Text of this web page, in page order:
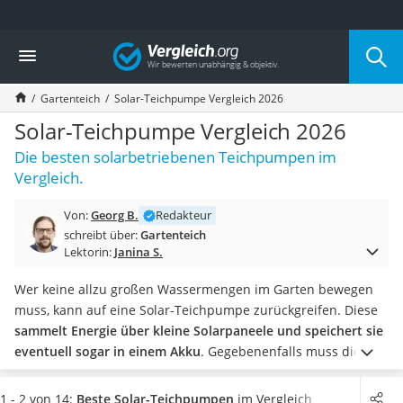
Die beliebtesten Vergleiche nach Kategorie
Baumarkt
Tresor feuerfest
Makita-Akku-Rasenmäher
Kappsäge
Smartes Türschloss
Akku-Rasentrimmer
Feuchtigkeitsmessgerät
Split-Klimaanlage 2 Innengeräte
Pelletofen
Bohrmaschine
Fliesenschneider
Hochdruckreiniger
Doppelschleifer
Überwachungskamera
Benzinrasenmäher mit Elektrostart
Akku-Laubsauger
Vergleich
Gartenteich Solar-Teichpumpe Vergleich 2026
Solar-Teichpumpe Vergleich 2026
Die besten solarbetriebenen Teichpumpen im
Vergleich.
Von:Georg B.
Redakteur
schreibt über:Gartenteich
Lektorin: Janina S.
Wer keine allzu großen Wassermengen im Garten bewegen
muss, kann auf eine Solar-Teichpumpe zurückgreifen. Diese
sammelt Energie über kleine Solarpaneele und speichert sie
eventuell sogar in einem Akku. Gegebenenfalls muss dieser
Akku auch noch hinzugekauft werden. Eine weitere
Stromversorgung ist nicht notwendig. Wählen Sie in unserer
1 - 2 von 14: Beste Solar-Teichpumpen im Vergleich